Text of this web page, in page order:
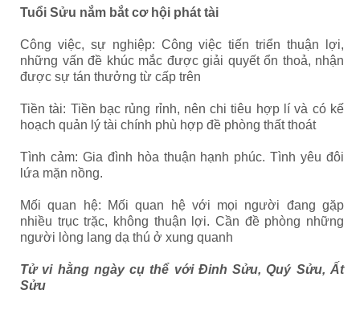
Tuổi Sửu nắm bắt cơ hội phát tài
Công việc, sự nghiệp: Công việc tiến triển thuận lợi,
những vấn đề khúc mắc được giải quyết ổn thoả, nhận
được sự tán thưởng từ cấp trên
Tiền tài: Tiền bạc rủng rỉnh, nên chi tiêu hợp lí và có kế
hoạch quản lý tài chính phù hợp đề phòng thất thoát
Tình cảm: Gia đình hòa thuận hạnh phúc. Tình yêu đôi
lứa mặn nồng.
Mối quan hệ: Mối quan hệ với mọi người đang gặp
nhiều trục trặc, không thuận lợi. Cần đề phòng những
người lòng lang dạ thú ở xung quanh
Tử vi hằng ngày cụ thể với Đinh Sửu, Quý Sửu, Ất
Sửu